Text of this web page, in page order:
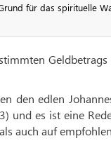
für das spirituelle
den edlen
und es ist eine
auch auf